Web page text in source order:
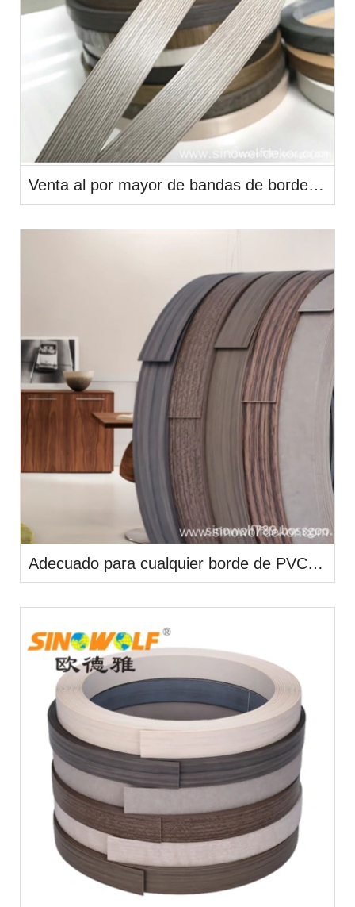
Venta al por mayor de bandas de borde de PVC
Adecuado para cualquier borde de PVC con muebles.